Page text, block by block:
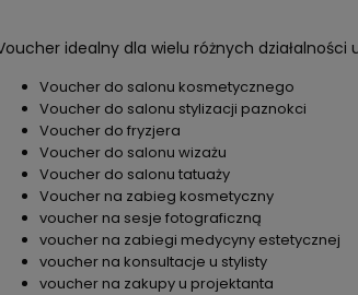
idealny dla wielu różnych działalności
Voucher do salonu kosmetycznego
Voucher do salonu stylizacji paznokci
Voucher do fryzjera
Voucher do salonu wizażu
Voucher do salonu tatuaży
Voucher na zabieg kosmetyczny
voucher na sesje fotograficzną
voucher na zabiegi medycyny estetycznej
voucher na konsultacje u stylisty
voucher na zakupy u projektanta